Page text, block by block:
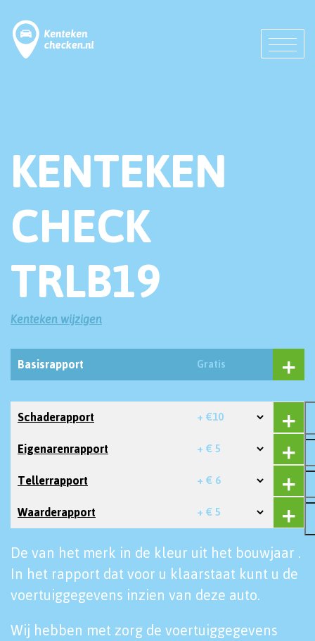
KENTEKEN
CHECK
TRLB19
Kenteken wijzigen
Basisrapport Gratis
Schaderapport + €10
Eigenarenrapport + € 5
Tellerrapport + € 6
Waarderapport + € 5
De van het merk in de kleur uit het bouwjaar .
In het rapport dat voor u klaarstaat kunt u de
voertuiggegevens inzien van deze auto.
Wij hebben met zorg de voertuiggegevens